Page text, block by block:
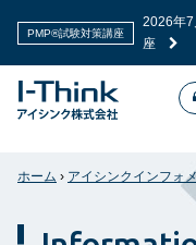
PMP®試験対策講座
2026年7
座
ホーム › アイシンクインフォ